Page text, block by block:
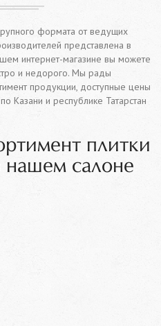
формата от ведущих
представлена в
интернет-магазине вы можете
и недорого. Мы рады
продукции, доступные цены
Казани и республике Татарстан
плитки
нашем салоне